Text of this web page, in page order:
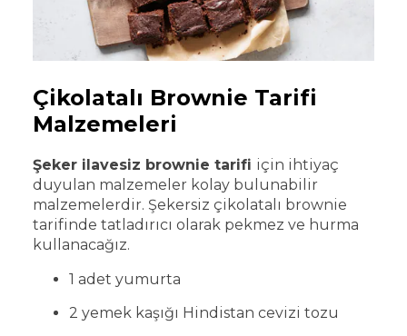
Çikolatalı Brownie Tarifi
Malzemeleri
Şeker ilavesiz brownie tarifi için ihtiyaç
duyulan malzemeler kolay bulunabilir
malzemelerdir. Şekersiz çikolatalı brownie
tarifinde tatladırıcı olarak pekmez ve hurma
kullanacağız.
1 adet yumurta
2 yemek kaşığı Hindistan cevizi tozu